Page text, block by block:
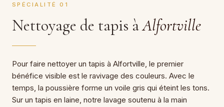
SPÉCIALITÉ 01
Nettoyage de tapis àAlfortville
Pour faire nettoyer un tapis à Alfortville, le premier
bénéfice visible est le ravivage des couleurs. Avec le
temps, la poussière forme un voile gris qui éteint les tons.
Sur un tapis en laine, notre lavage soutenu à la main